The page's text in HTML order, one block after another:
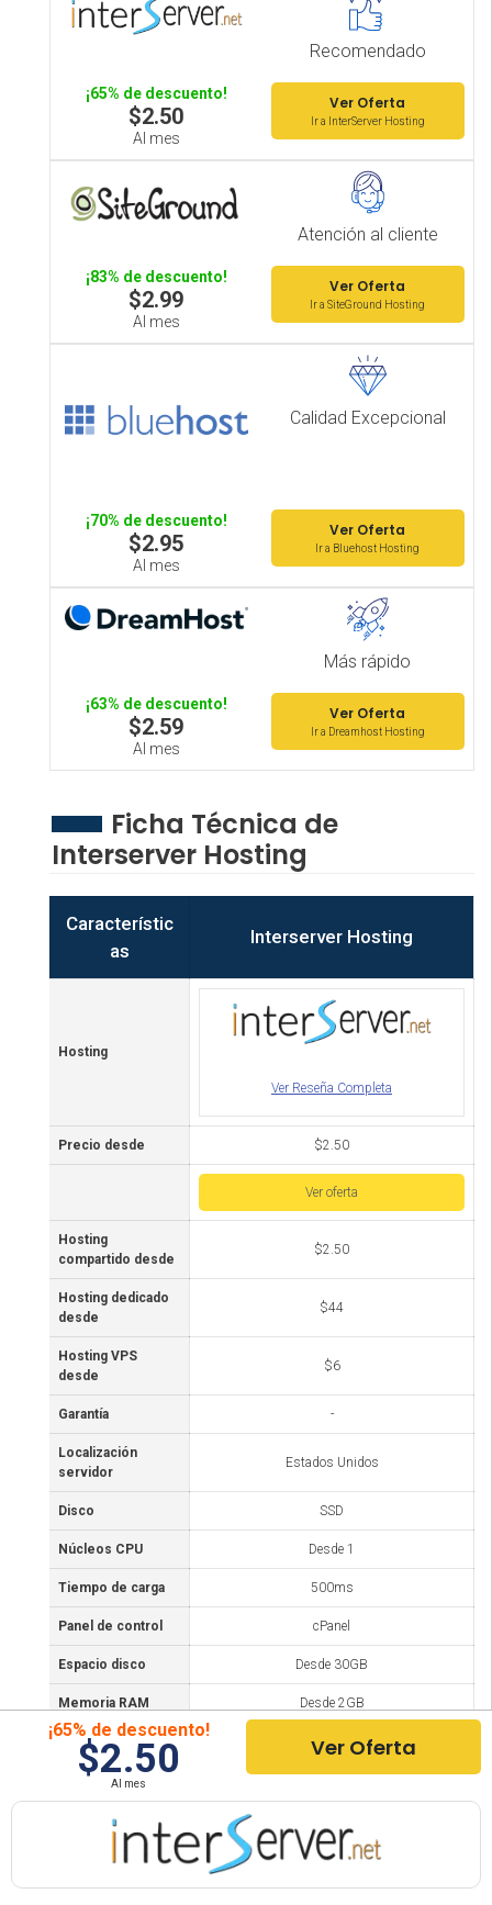
Recomendado
¡65% de descuento!
$2.50
Al mes
Ver Oferta
Ir a InterServer Hosting
Atención al cliente
¡83% de descuento!
$2.99
Al mes
Ver Oferta
Ir a SiteGround Hosting
Calidad Excepcional
¡70% de descuento!
$2.95
Al mes
Ver Oferta
Ir a Bluehost Hosting
Más rápido
¡63% de descuento!
$2.59
Al mes
Ver Oferta
Ir a Dreamhost Hosting
Ficha Técnica de
Interserver Hosting
Característic
as
Interserver Hosting
Hosting
Ver Reseña Completa
Precio desde $2.50
Ver oferta
Hosting
compartido desde
$2.50
Hosting dedicado
desde
$44
Hosting VPS
desde
$6
Garantía -
Localización
servidor
Estados Unidos
Disco SSD
Núcleos CPU Desde 1
Tiempo de carga 500ms
Panel de control cPanel
Espacio disco Desde 30GB
Memoria RAM Desde 2GB
Wordpress?
Website builder?
Migración web
¡65% de descuento!
$2.50
Al mes
Ver Oferta